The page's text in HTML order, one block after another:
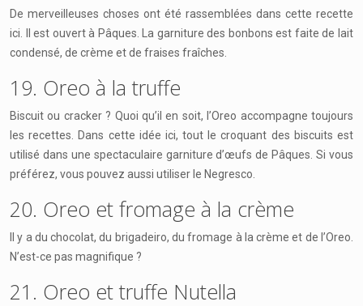
De merveilleuses choses ont été rassemblées dans cette recette
ici. Il est ouvert à Pâques. La garniture des bonbons est faite de lait
condensé, de crème et de fraises fraîches.
19. Oreo à la truffe
Biscuit ou cracker ? Quoi qu’il en soit, l’Oreo accompagne toujours
les recettes. Dans cette idée ici, tout le croquant des biscuits est
utilisé dans une spectaculaire garniture d’œufs de Pâques. Si vous
préférez, vous pouvez aussi utiliser le Negresco.
20. Oreo et fromage à la crème
Il y a du chocolat, du brigadeiro, du fromage à la crème et de l’Oreo.
N’est-ce pas magnifique ?
21. Oreo et truffe Nutella